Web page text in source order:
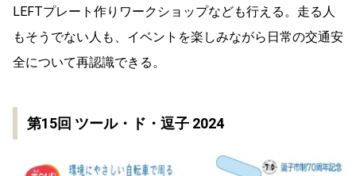
LEFTプレート作りワークショップなども行える。走る人
もそうでない人も、イベントを楽しみながら日常の交通安
全について再認識できる。
第15回 ツール・ド・逗子 2024